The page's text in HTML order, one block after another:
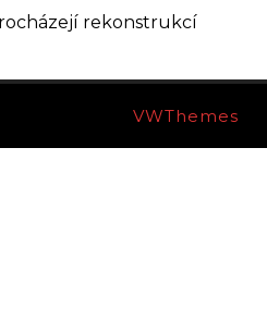
rekonstrukcí
VWThemes